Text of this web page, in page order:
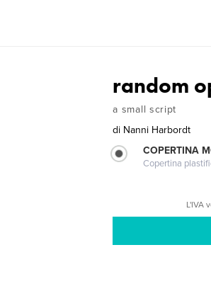
random
a small script
di Nanni Harbordt
COPERTINA
Copertina
L'IVA